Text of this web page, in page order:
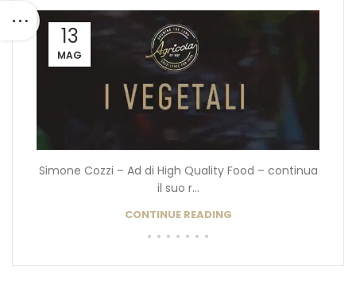
13
MAG
Simone Cozzi – Ad di High Quality Food – continua
il suo r...
CONTINUE READING